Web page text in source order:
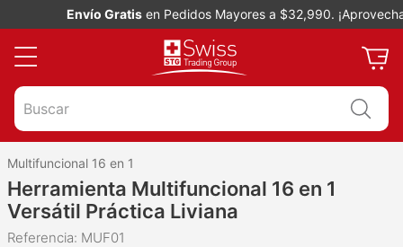
Envío Gratisen Pedidos Mayores a $32,990. ¡Aprovecha!
Buscar
Multifuncional 16 en 1
Herramienta Multifuncional 16 en 1
Versátil Práctica Liviana
Referencia: MUF01